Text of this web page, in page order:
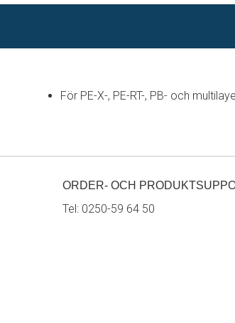
För PE-X-, PE-RT-, PB- och
ORDER- OCH
Tel: 0250-59 64 50